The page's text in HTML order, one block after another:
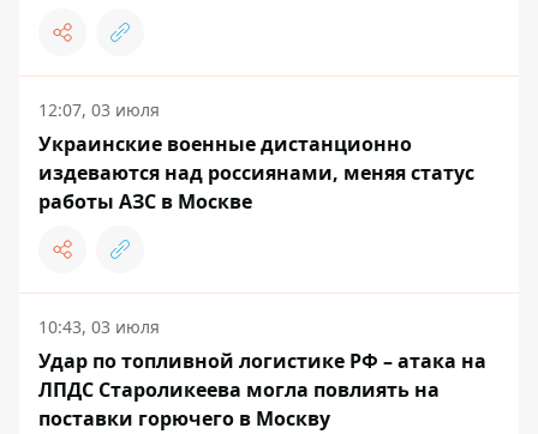
12:07, 03 июля
Украинские военные дистанционно
издеваются над россиянами, меняя статус
работы АЗС в Москве
10:43, 03 июля
Удар по топливной логистике РФ – атака на
ЛПДС Староликеева могла повлиять на
поставки горючего в Москву